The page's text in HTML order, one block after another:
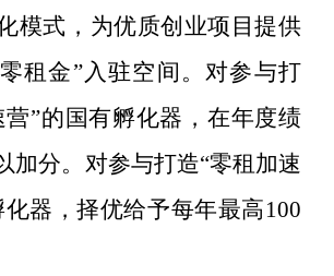
模式，为优质创业项目提供
零租金”入驻空间。对参与打
营”的国有孵化器，在年度绩
加分。对参与打造“零租加速
器，择优给予每年最高100